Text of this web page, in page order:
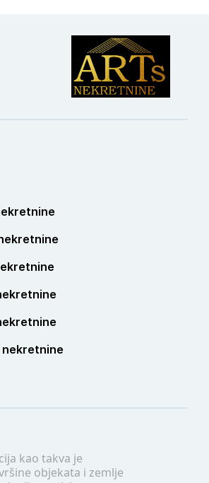
kao takva je
objekata i zemlje
nekretnine